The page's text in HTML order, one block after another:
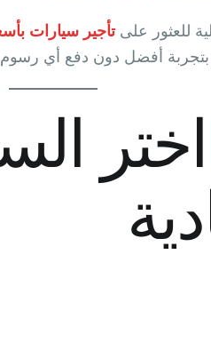
للعثور علىتأجير سيارات
بتجربة أفضل دون دفع أي رسوم
اختر